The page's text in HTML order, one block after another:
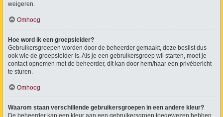
weigeren.
Omhoog
Hoe word ik een groepsleider?
Gebruikersgroepen worden door de beheerder gemaakt, deze beslist dus
ook wie de groepsleider is. Als je een gebruikersgroep wil starten, moet je
contact opnemen met de beheerder, dit kan door hem/haar een privébericht
te sturen.
Omhoog
Waarom staan verschillende gebruikersgroepen in een andere kleur?
De beheerder kan een kleur aan een gebruikersgroep toegewezen hebben,